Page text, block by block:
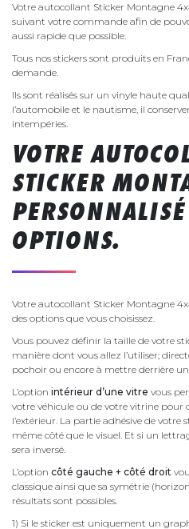
Votre autocollant Sticker Montagne
suivant votre commande afin de
aussi rapide que possible.
Tous nos stickers sont produits en
demande.
Ils sont réalisés sur un vinyle haute
l’automobile et le nautisme, il
intempéries.
VOTRE
STICKER
OPTIONS.
Votre autocollant Sticker Montagne
des options que vous choisissez.
Vous pouvez définir la taille de votre
manière dont vous allez l’utiliser;
pochoir ou encore à mettre derrière
L’option intérieur d’une vitre vous
votre véhicule ou de votre vitrine pour
l’extérieur. La partie adhésive de
même côté que le visuel. Et si un
sera inversé.
L’option côté gauche + côté droit
classique ainsi que sa symétrie
résultats sont possibles.
1) Si le sticker est uniquement un